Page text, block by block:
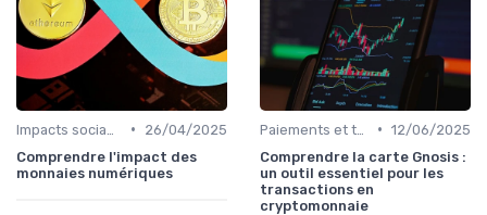
•
26/04/2025
Comprendre l'impact des
monnaies numériques
• 12/06/2025
Comprendre la carte Gnosis :
un outil essentiel pour les
transactions en
cryptomonnaie